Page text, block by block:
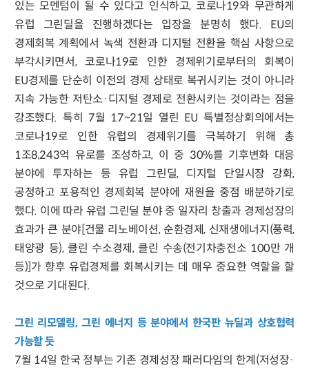
있는 모멘텀이 될 수 있다고 인식하고, 코로나19와 무관하게
유럽 그린딜을 진행하겠다는 입장을 분명히 했다. EU의
경제회복 계획에서 녹색 전환과 디지털 전환을 핵심 사항으로
부각시키면서, 코로나19로 인한 경제위기로부터의 회복이
EU경제를 단순히 이전의 경제 상태로 복귀시키는 것이 아니라
지속 가능한 저탄소·디지털 경제로 전환시키는 것이라는 점을
강조했다. 특히 7월 17~21일 열린 EU 특별정상회의에서는
코로나19로 인한 유럽의 경제위기를 극복하기 위해 총
1조8,243억 유로를 조성하고, 이 중 30%를 기후변화 대응
분야에 투자하는 등 유럽 그린딜, 디지털 단일시장 강화,
공정하고 포용적인 경제회복 분야에 재원을 중점 배분하기로
했다. 이에 따라 유럽 그린딜 분야 중 일자리 창출과 경제성장의
효과가 큰 분야[건물 리노베이션, 순환경제, 신재생에너지(풍력,
태양광 등), 클린 수소경제, 클린 수송(전기차충전소 100만 개
등)]가 향후 유럽경제를 회복시키는 데 매우 중요한 역할을 할
것으로 기대된다.
그린 리모델링, 그린 에너지 등 분야에서 한국판 뉴딜과 상호협력
가능할 듯
7월 14일 한국 정부는 기존 경제성장 패러다임의 한계(저성장·